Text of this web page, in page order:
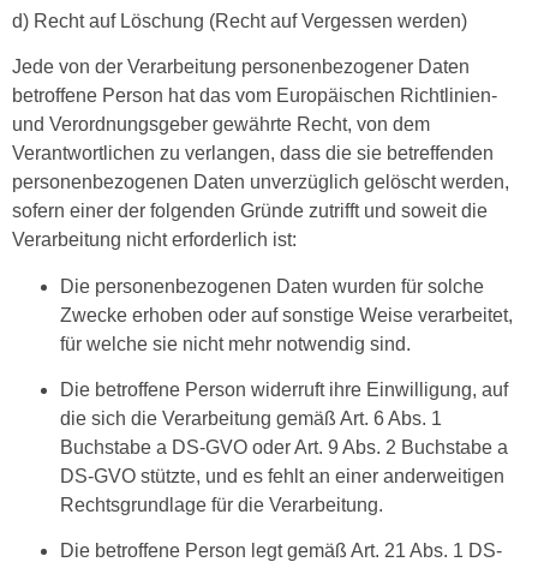
d) Recht auf Löschung (Recht auf Vergessen werden)
Jede von der Verarbeitung personenbezogener Daten
betroffene Person hat das vom Europäischen Richtlinien-
und Verordnungsgeber gewährte Recht, von dem
Verantwortlichen zu verlangen, dass die sie betreffenden
personenbezogenen Daten unverzüglich gelöscht werden,
sofern einer der folgenden Gründe zutrifft und soweit die
Verarbeitung nicht erforderlich ist:
Die personenbezogenen Daten wurden für solche
Zwecke erhoben oder auf sonstige Weise verarbeitet,
für welche sie nicht mehr notwendig sind.
Die betroffene Person widerruft ihre Einwilligung, auf
die sich die Verarbeitung gemäß Art. 6 Abs. 1
Buchstabe a DS-GVO oder Art. 9 Abs. 2 Buchstabe a
DS-GVO stützte, und es fehlt an einer anderweitigen
Rechtsgrundlage für die Verarbeitung.
Die betroffene Person legt gemäß Art. 21 Abs. 1 DS-